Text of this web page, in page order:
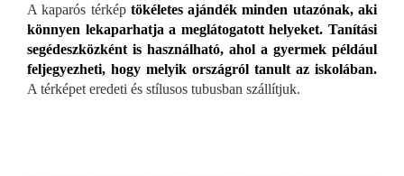
A kaparós térkép tökéletes ajándék minden utazónak, aki
könnyen lekaparhatja a meglátogatott helyeket. Tanítási
segédeszközként is használható, ahol a gyermek például
feljegyezheti, hogy melyik országról tanult az iskolában.
A térképet eredeti és stílusos tubusban szállítjuk.